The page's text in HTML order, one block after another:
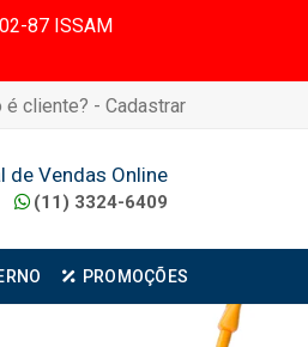
87 ISSAM
é cliente? - Cadastrar
de Vendas Online
(11) 3324-6409
PROMOÇÕES